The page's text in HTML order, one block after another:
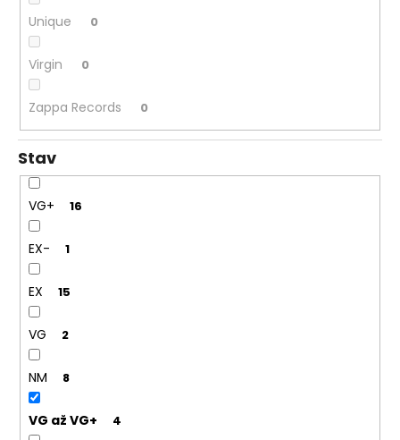
Unique 0
Virgin 0
Zappa Records 0
Stav
VG+ 16
EX- 1
EX 15
VG 2
NM 8
VG až VG+ 4